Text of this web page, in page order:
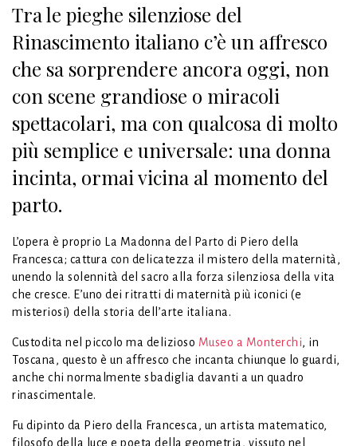
Tra le pieghe silenziose del
Rinascimento italiano c’è un affresco
che sa sorprendere ancora oggi, non
con scene grandiose o miracoli
spettacolari, ma con qualcosa di molto
più semplice e universale: una donna
incinta, ormai vicina al momento del
parto.
L’opera è proprio La Madonna del Parto di Piero della
Francesca; cattura con delicatezza il mistero della maternità,
unendo la solennità del sacro alla forza silenziosa della vita
che cresce. E’uno dei ritratti di maternità più iconici (e
misteriosi) della storia dell’arte italiana.
Custodita nel piccolo ma delizioso Museo a Monterchi, in
Toscana, questo è un affresco che incanta chiunque lo guardi,
anche chi normalmente sbadiglia davanti a un quadro
rinascimentale.
Fu dipinto da Piero della Francesca, un artista matematico,
filosofo della luce e poeta della geometria, vissuto nel